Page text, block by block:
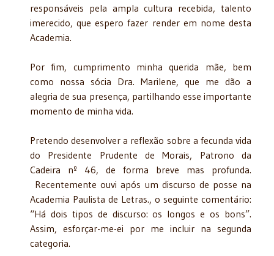
responsáveis pela ampla cultura recebida, talento
imerecido, que espero fazer render em nome desta
Academia.
Por fim, cumprimento minha querida mãe, bem
como nossa sócia Dra. Marilene, que me dão a
alegria de sua presença, partilhando esse importante
momento de minha vida.
Pretendo desenvolver a reflexão sobre a fecunda vida
do Presidente Prudente de Morais, Patrono da
Cadeira nº 46, de forma breve mas profunda.
Recentemente ouvi após um discurso de posse na
Academia Paulista de Letras., o seguinte comentário:
“Há dois tipos de discurso: os longos e os bons”.
Assim, esforçar-me-ei por me incluir na segunda
categoria.